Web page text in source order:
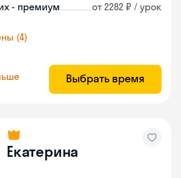
- премиум от 2282 ₽ / урок
(4)
Выбрать время
Екатерина